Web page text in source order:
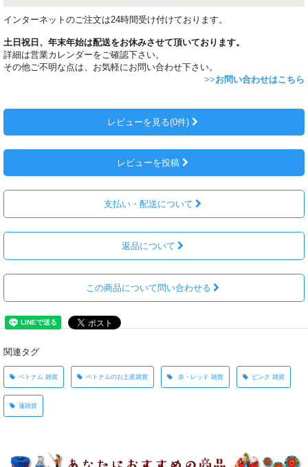
インターネットのご注文は24時間受け付けております。
土日祝日、年末年始は配送をお休みさせて頂いております。
詳細は営業カレンダーをご確認下さい。
その他ご不明な点は、お気軽にお問い合わせ下さい。
>>お問い合わせはこちら
レビューを見る(0件)
レビューを投稿
支払い・配送について
返品について
この商品について問い合わせる
関連タグ
ベトナム 雑貨 ベトナムのお土産雑貨 赤・レッド 雑貨 ピンク 雑貨
蓮雑貨